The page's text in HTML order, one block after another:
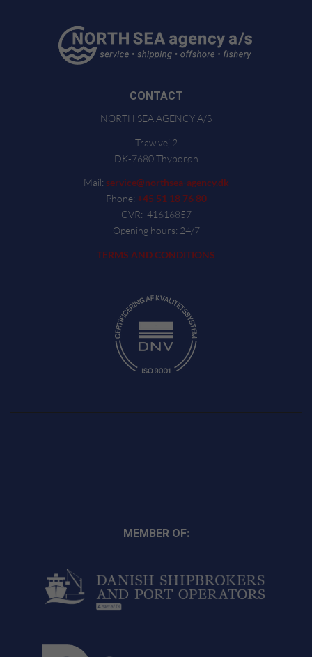
CONTACT
NORTH SEA AGENCY A/S
Trawlvej 2
DK-7680 Thyborøn
Mail: service@northsea-agency.dk
Phone: +45 51 18 76 80
CVR: 41616857
Opening hours: 24/7
TERMS AND CONDITIONS
MEMBER OF: